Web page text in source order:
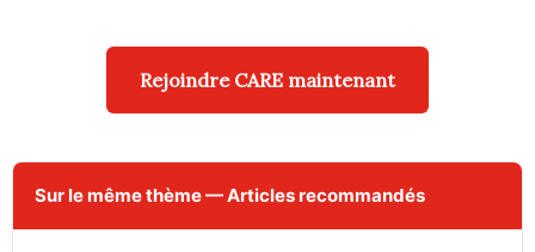
Rejoindre CARE maintenant
Sur le même thème — Articles recommandés